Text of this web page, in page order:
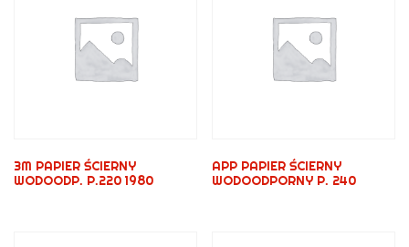
3M PAPIER ŚCIERNY
WODOODP. P.220 1980
APP PAPIER ŚCIERNY
WODOODPORNY P. 240